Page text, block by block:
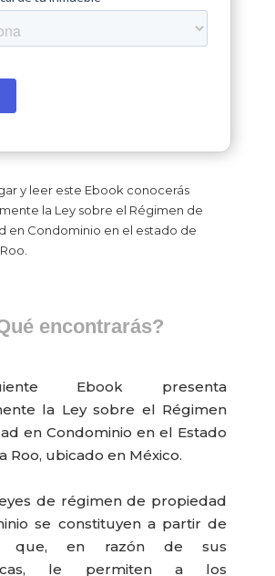
y leer este Ebook conocerás
la Ley sobre el Régimen de
en Condominio en el estado de
encontrarás?
Ebook presenta
la Ley sobre el Régimen
en Condominio en el Estado
Roo, ubicado en México.
de régimen de propiedad
se constituyen a partir de
que, en razón de sus
le permiten a los